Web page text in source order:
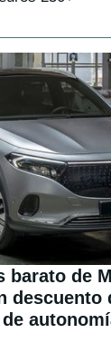
barato de
descuento